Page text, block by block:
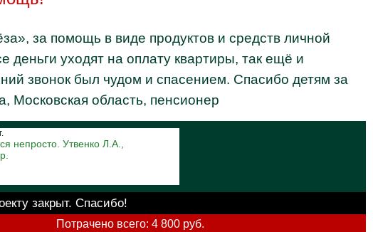
за помощь в виде продуктов и средств личной
деньги уходят на оплату квартиры, так ещё и
звонок был чудом и спасением. Спасибо детям за
Московская область, пенсионер
непросто. Утвенко Л.А.,
закрыт. Спасибо!
Потрачено всего: 4 800 руб.